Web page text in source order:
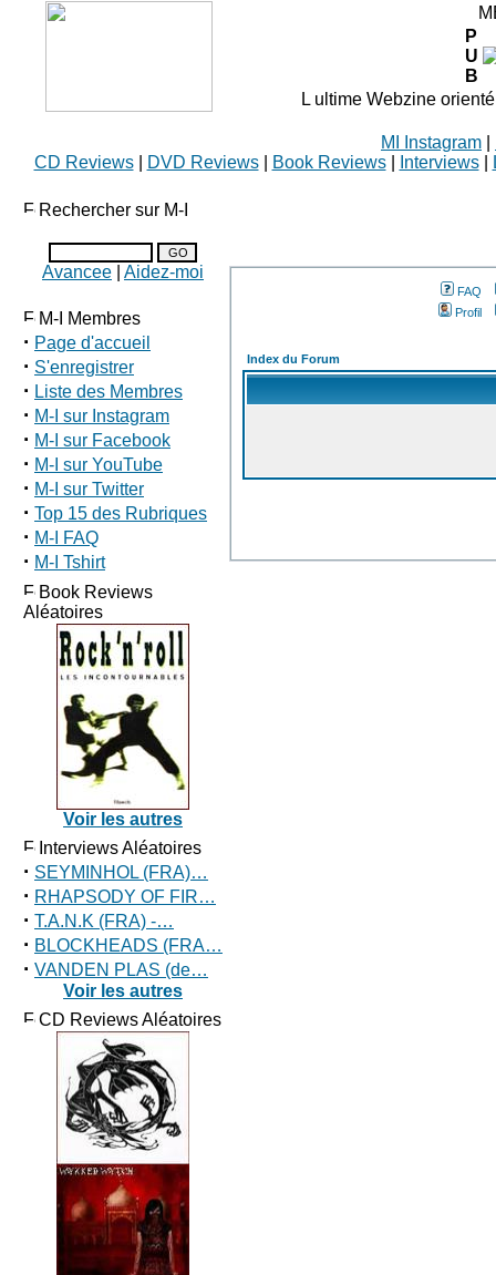
P
U
B
L ultime Webzine
MI Instagram
CD Reviews| DVD Reviews| Book Reviews| Interviews|
Rechercher sur M-I
Avancee Aidez-moi
M-I Membres
· Page d'accueil
· S'enregistrer
· Liste des Membres
· M-I sur Instagram
· M-I sur Facebook
· M-I sur YouTube
· M-I sur Twitter
· Top 15 des Rubriques
· M-I FAQ
· M-I Tshirt
Book Reviews
Aléatoires
Voir les autres
Interviews Aléatoires
· SEYMINHOL (FRA)…
· RHAPSODY OF FIR…
· T.A.N.K (FRA) -…
· BLOCKHEADS (FRA…
· VANDEN PLAS (de…
Voir les autres
CD Reviews Aléatoires
FAQ
Profil
Index du Forum